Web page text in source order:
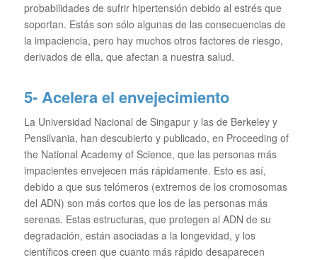
probabilidades de sufrir hipertensión debido al estrés que
soportan. Estás son sólo algunas de las consecuencias de
la impaciencia, pero hay muchos otros factores de riesgo,
derivados de ella, que afectan a nuestra salud.
5- Acelera el envejecimiento
La Universidad Nacional de Singapur y las de Berkeley y
Pensilvania, han descubierto y publicado, en Proceeding of
the National Academy of Science, que las personas más
impacientes envejecen más rápidamente. Esto es así,
debido a que sus telómeros (extremos de los cromosomas
del ADN) son más cortos que los de las personas más
serenas. Estas estructuras, que protegen al ADN de su
degradación, están asociadas a la longevidad, y los
científicos creen que cuanto más rápido desaparecen